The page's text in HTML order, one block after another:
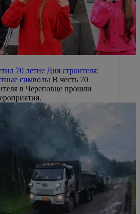
70 летие Дня строителя:
символы В честь 70
в Череповце прошли